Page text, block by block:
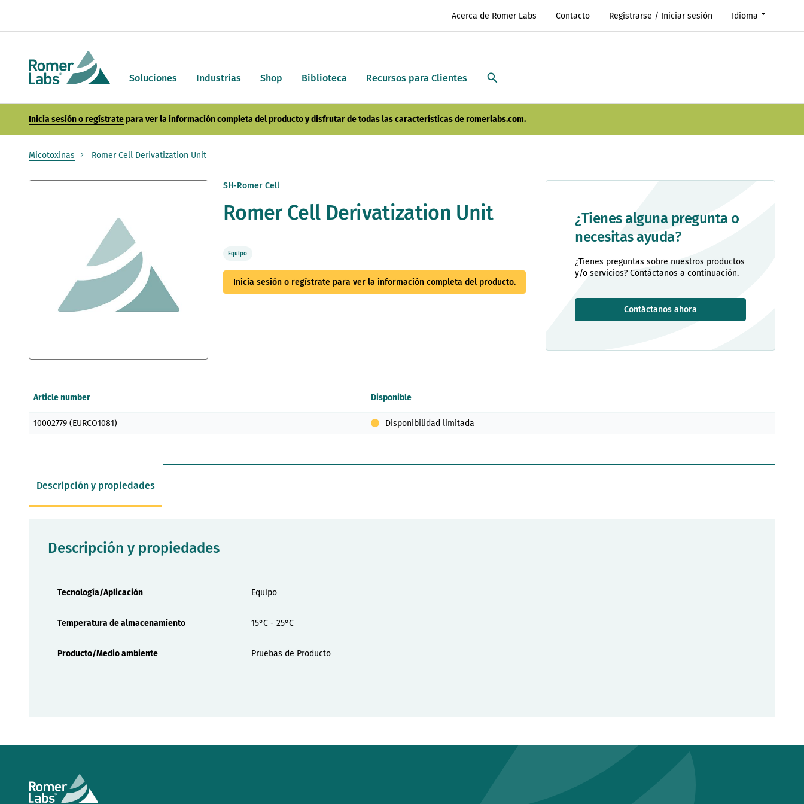
Soluciones Industrias Shop Biblioteca Recursos para Clientes
Acerca de Romer Labs Contacto Registrarse / Iniciar sesión Idioma
Inicia sesión o regístratepara ver la información completa del producto y disfrutar de todas las características de romerlabs.com.
Micotoxinas Romer Cell Derivatization Unit
Saltar
de
la
galería
SH-Romer Cell
Romer Cell Derivatization Unit
Equipo
Inicia sesión o regístrate para ver la información completa del producto.
¿Tienes alguna pregunta o
necesitas ayuda?
¿Tienes preguntas sobre nuestros productos
y/o servicios? Contáctanos a continuación.
Contáctanos ahora
de
Article number Disponible
10002779 (EURCO1081) Disponibilidad limitada
Descripción y propiedades
Descripción y propiedades
Tecnología/Aplicación
Equipo
Temperatura de almacenamiento 15°C - 25°C
Producto/Medio ambiente Pruebas de Producto